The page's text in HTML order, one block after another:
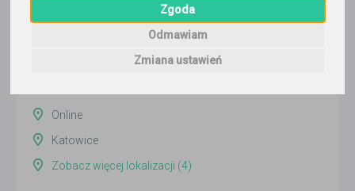
Zgoda
Odmawiam
Zmiana ustawień
Wyślij wiadomość
Online
Katowice
Zobacz więcej lokalizacji (4)